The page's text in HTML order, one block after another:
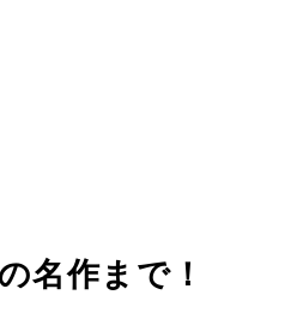
名作まで！